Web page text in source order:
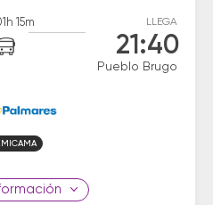
15m LLEGA
21:40
Pueblo Brugo